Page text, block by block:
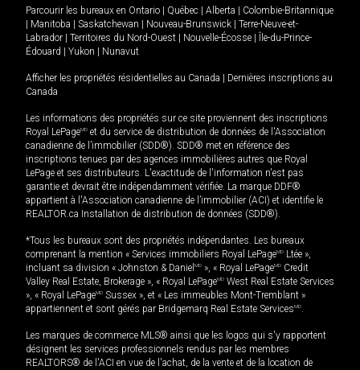
Parcourir les bureaux en Ontario Québec Alberta
Colombie-Britannique
Manitoba Saskatchewan Nouveau-Brunswick
Terre-Neuve-et-
Labrador
Territoires du Nord-Ouest Nouvelle-Écosse
Île-du-Prince-
Édouard
Yukon Nunavut
Afficher les propriétés résidentielles au Canada
Dernières inscriptions au
Canada
Les informations des propriétés sur ce site proviennent des inscriptions
Royal LePageMD et du service de distribution de données de l'Association
canadienne de l’immobilier (SDD®). SDD® met en référence des
inscriptions tenues par des agences immobilières autres que Royal
LePage et ses distributeurs. L'exactitude de l'information n'est pas
garantie et devrait être indépendamment vérifiée. La marque DDF®
appartient à l'Association canadienne de l’immobilier (ACI) et identifie le
REALTOR.ca Installation de distribution de données (SDD®).
*Tous les bureaux sont des propriétés indépendantes. Les bureaux
comprenant la mention « Services immobiliers Royal LePageMD Ltée »,
incluant sa division « Johnston & Daniel MD », « Royal LePageMD Credit
Valley Real Estate, Brokerage », « Royal LePageMD West Real Estate Services
», « Royal LePageMD Sussex », et « Les immeubles Mont-Tremblant »
appartiennent et sont gérés par Bridgemarq Real Estate ServicesMD.
Les marques de commerce MLS® ainsi que les logos qui s'y rapportent
désignent les services professionnels rendus par les membres
REALTORS® de l'ACI en vue de l'achat, de la vente et de la location de